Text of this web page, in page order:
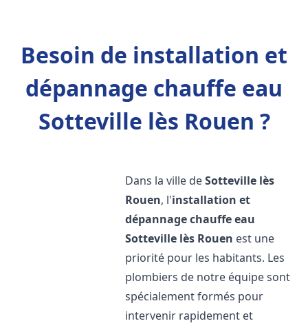
Besoin de installation et
dépannage chauffe eau
Sotteville lès Rouen ?
Dans la ville deSotteville lès
Rouen, l'installation et
dépannage chauffe eau
Sotteville lès Rouen est une
priorité pour les habitants. Les
plombiers de notre équipe sont
spécialement formés pour
intervenir rapidement et